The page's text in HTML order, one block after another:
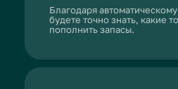
Принимайте решения
основе данных, а не
Получайте точные отчеты по продажам и